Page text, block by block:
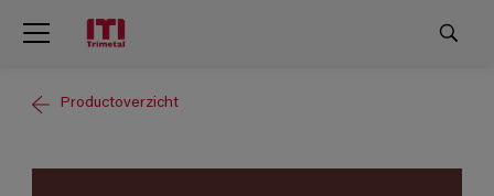
Productoverzicht